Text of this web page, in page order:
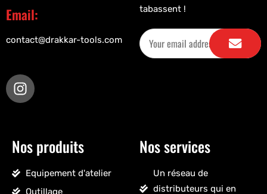
Email:
contact@drakkar-tools.com
tabassent !
Nos produits
Equipement d'atelier
Outillage
Nos services
Un réseau de
distributeurs qui en